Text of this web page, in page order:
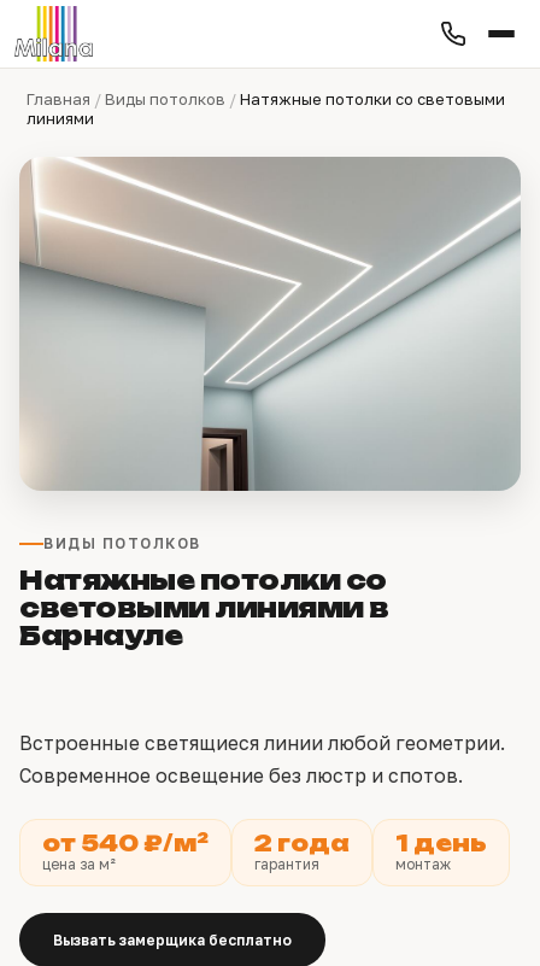
Главная /Виды потолков /Натяжные потолки со световыми
линиями
ВИДЫ ПОТОЛКОВ
Натяжные потолки со
световыми линиями в
Барнауле
Встроенные светящиеся линии любой геометрии.
Современное освещение без люстр и спотов.
от 540 ₽/м²
цена за м²
2 года
гарантия
1 день
монтаж
Вызвать замерщика бесплатно